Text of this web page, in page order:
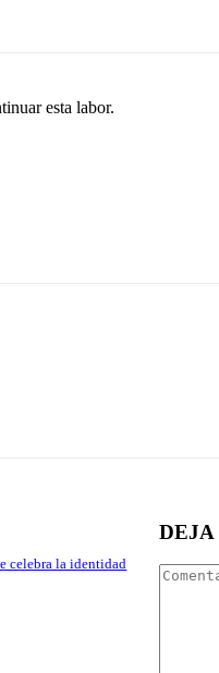
esta labor.
celebra la identidad
DEJA